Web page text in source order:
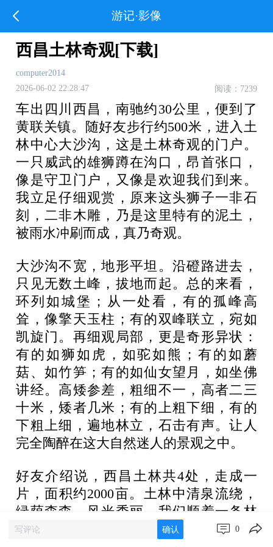
游记·影像
西昌土林奇观[下载]
computer2014
2026-06-02 22:28:47
阅读：7239
车出四川西昌，南驰约30公里，便到了
黄联关镇。随好友步行约500米，进入土
林中心大沙沟，这是土林奇观的门户。
一只威武的雄狮蹲在沟口，昂首张口，
像是守卫门户，又像是欢迎我们到来。
我立足仔细观赏，原来这头狮子一非石
刻，二非木雕，乃是这里特有的泥土，
被雨水冲刷而成，真乃奇观。
大沙沟不宽，地形平坦。沿磴路进去，
只见无数土峰，拔地而起。总的来看，
环列如城堡；从一处看，有的孤峰高
耸，像擎天玉柱；有的双峰联立，宛如
凯旋门。再细观局部，更是奇形异状：
有的如狮如虎，如驼如熊；有的如蘑
菇、如竹笋；有的如仙女望月，如坐佛
讲经。高矮参差，粗细不一，高者二三
十米，矮者几米；有的上粗下细，有的
下粗上细，遍地林立，石击有声。让人
完全陶醉在这大自然迷人的景观之中。
好友介绍说，西昌土林共4处，走成一
片，面积约2000亩。土林中清泉流绕，
绿荫森森，风光秀丽。我们顺着一条林
阴小道前行，进入一片郁郁葱葱的地
确认 0